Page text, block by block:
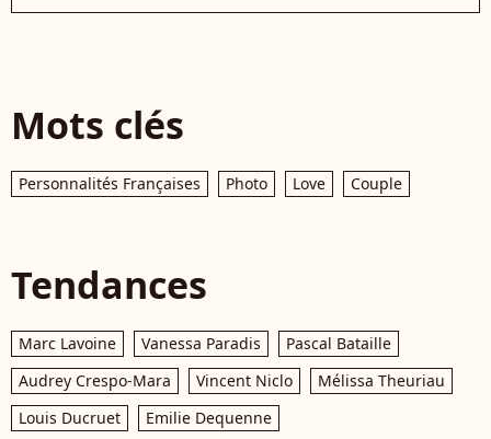
Mots clés
Personnalités Françaises Photo Love Couple
Tendances
Marc Lavoine Vanessa Paradis
Pascal Bataille
Audrey Crespo-Mara
Vincent Niclo
Mélissa Theuriau
Louis Ducruet
Emilie Dequenne